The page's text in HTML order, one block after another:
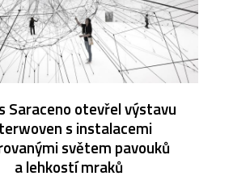
Saraceno otevřel výstavu
s instalacemi
světem pavouků
a lehkostí mraků